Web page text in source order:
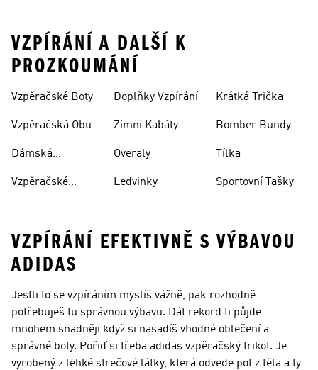
VZPÍRÁNÍ A DALŠÍ K
PROZKOUMÁNÍ
Vzpěračské Boty
Vzpěračská Obuv
Dámská
Vzpěračské
Doplňky Vzpírání
Zimní Kabáty
Overaly
Ledvinky
Krátká Trička
Bomber Bundy
Tílka
Sportovní Tašky
VZPÍRÁNÍ EFEKTIVNĚ S VÝBAVOU
ADIDAS
Jestli to se vzpíráním myslíš vážně, pak rozhodně
potřebuješ tu správnou výbavu. Dát rekord ti půjde
mnohem snadněji když si nasadíš vhodné oblečení a
správné boty. Pořiď si třeba adidas vzpěračský trikot. Je
vyrobený z lehké strečové látky, která odvede pot z těla a ty